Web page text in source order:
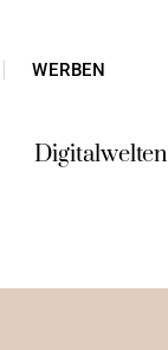
WERBEN
Digitalwelten